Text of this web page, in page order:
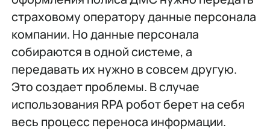
страховому оператору данные персонала
компании. Но данные персонала
собираются в одной системе, а
передавать их нужно в совсем другую.
Это создает проблемы. В случае
использования RPA робот берет на себя
весь процесс переноса информации.